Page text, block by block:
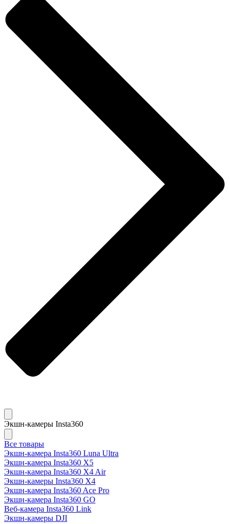
Экшн-камеры Insta360
Все товары
Экшн-камера Insta360 Luna Ultra
Экшн-камера Insta360 X5
Экшн-камера Insta360 X4 Air
Экшн-камеры Insta360 X4
Экшн-камера Insta360 Ace Pro
Экшн-камера Insta360 GO
Веб-камера Insta360 Link
Экшн-камеры DJI